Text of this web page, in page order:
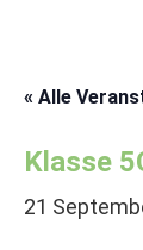
« Alle
Klasse
21